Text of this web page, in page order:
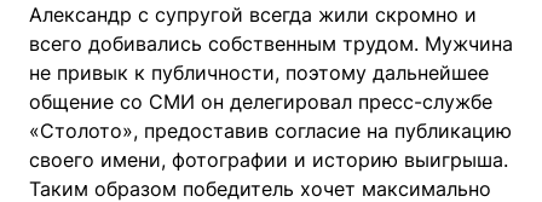
Александр с супругой всегда жили скромно и
всего добивались собственным трудом. Мужчина
не привык к публичности, поэтому дальнейшее
общение со СМИ он делегировал пресс-службе
«Столото», предоставив согласие на публикацию
своего имени, фотографии и историю выигрыша.
Таким образом победитель хочет максимально